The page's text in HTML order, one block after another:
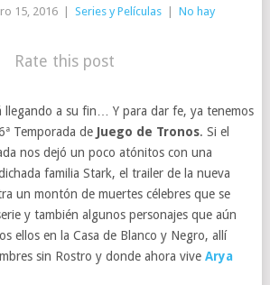
15, 2016 Series y Películas
No hay
Rate this post
llegando a su fin… Y para dar fe, ya tenemos
Temporada de Juego de Tronos. Si el
nos dejó un poco atónitos con una
familia Stark, el trailer de la nueva
un montón de muertes célebres que se
y también algunos personajes que aún
ellos en la Casa de Blanco y Negro, allí
sin Rostro y donde ahora vive Arya